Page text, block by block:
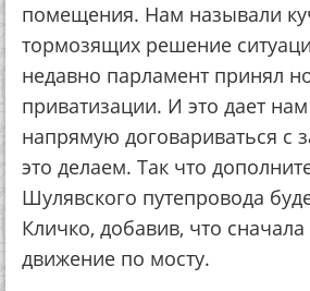
помещения. Нам называли
тормозящих решение
недавно парламент принял
приватизации. И это дает
напрямую договариваться с
это делаем. Так что
Шулявского путепровода
Кличко, добавив, что
движение по мосту.